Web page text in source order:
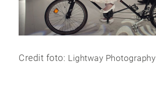
Credit foto: Lightway Photography